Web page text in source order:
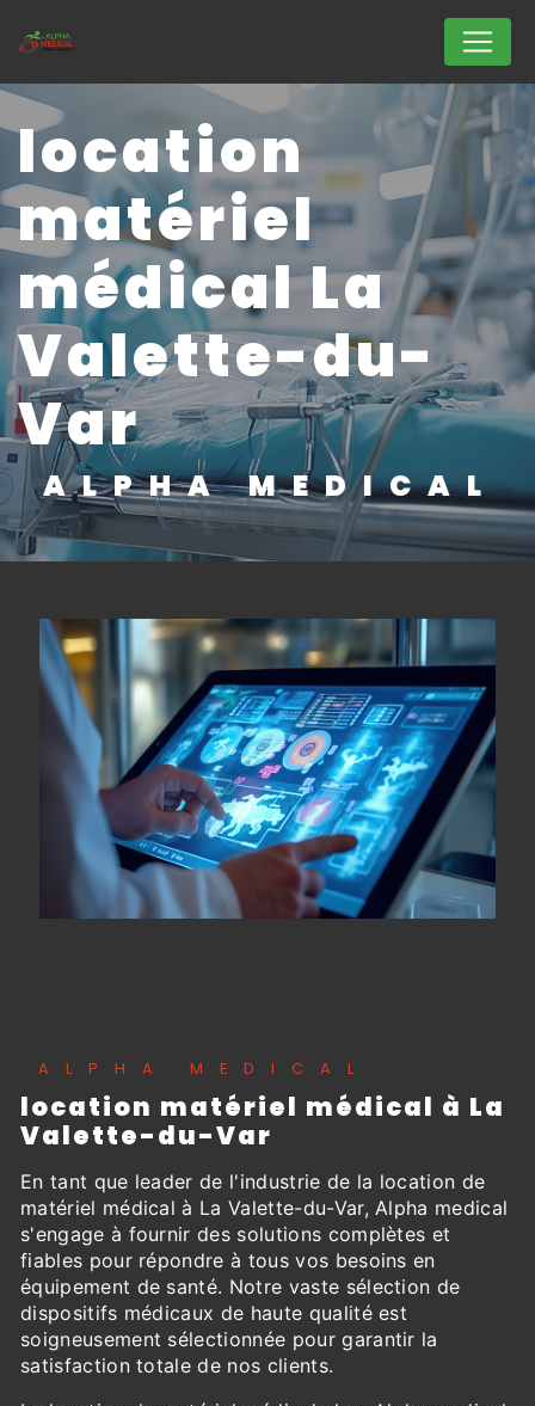
location
matériel
médical La
Valette-du-
Var
ALPHA MEDICAL
ALPHA MEDICAL
location matériel médical à La
Valette-du-Var
En tant que leader de l'industrie de la location de
matériel médical à La Valette-du-Var, Alpha medical
s'engage à fournir des solutions complètes et
fiables pour répondre à tous vos besoins en
équipement de santé. Notre vaste sélection de
dispositifs médicaux de haute qualité est
soigneusement sélectionnée pour garantir la
satisfaction totale de nos clients.